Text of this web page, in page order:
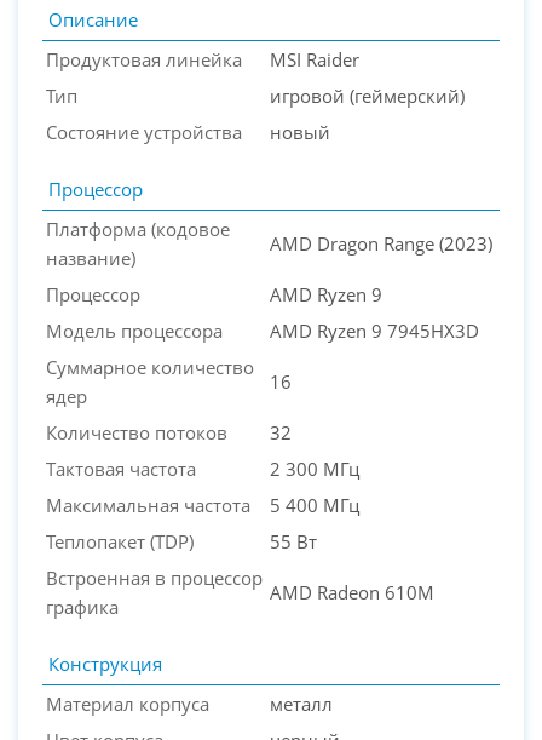
Описание
Продуктовая линейка
MSI Raider
Тип
игровой (геймерский)
Состояние устройства
новый
Процессор
Платформа (кодовое
название)
AMD Dragon Range (2023)
Процессор
AMD Ryzen 9
Модель процессора
AMD Ryzen 9 7945HX3D
Суммарное количество
ядер
16
Количество потоков
32
Тактовая частота
2 300 МГц
Максимальная частота
5 400 МГц
Теплопакет (TDP)
55 Вт
Встроенная в процессор
графика
AMD Radeon 610M
Конструкция
Материал корпуса
металл